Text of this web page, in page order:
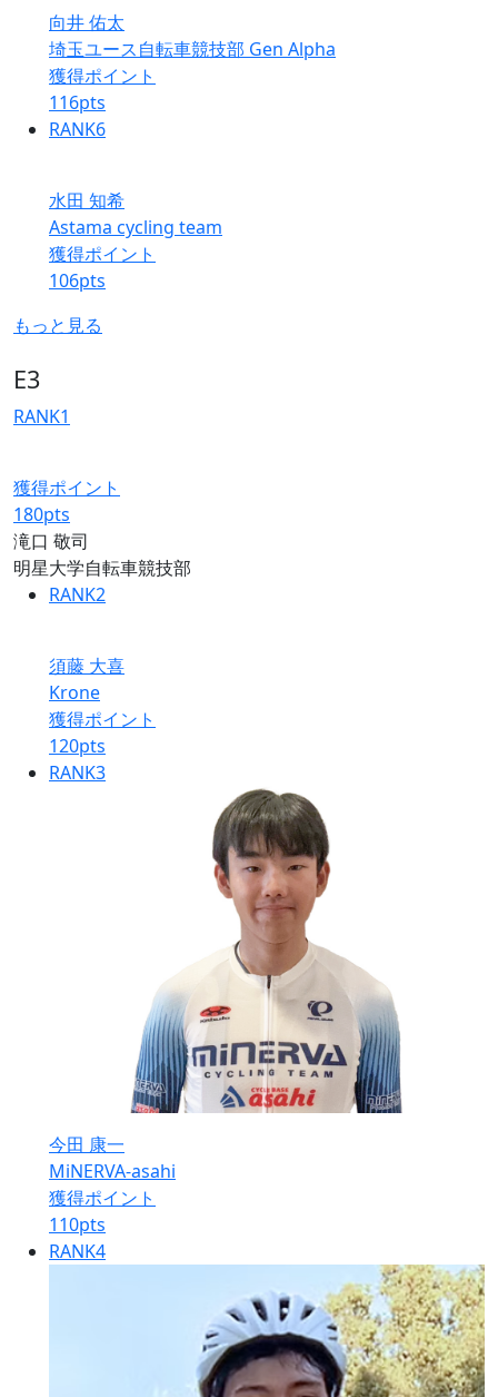
向井 佑太
埼玉ユース自転車競技部 Gen Alpha
獲得ポイント
116pts
RANK6
水田 知希
Astama cycling team
獲得ポイント
106pts
もっと見る
E3
RANK1
獲得ポイント
180pts
滝口 敬司
明星大学自転車競技部
RANK2
須藤 大喜
Krone
獲得ポイント
120pts
RANK3
今田 康一
MiNERVA-asahi
獲得ポイント
110pts
RANK4